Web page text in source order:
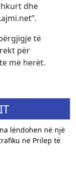
dhe
të
për
më herët.
lëndohen në një
në Prilep të